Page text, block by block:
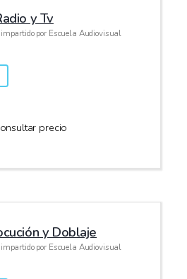
y Tv
por Escuela Audiovisual
precio
y Doblaje
por Escuela Audiovisual